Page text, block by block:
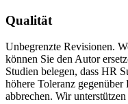
Qualität
Unbegrenzte Revisionen.
können Sie den Autor
Studien belegen, dass HR
höhere Toleranz gegenüber
abbrechen. Wir